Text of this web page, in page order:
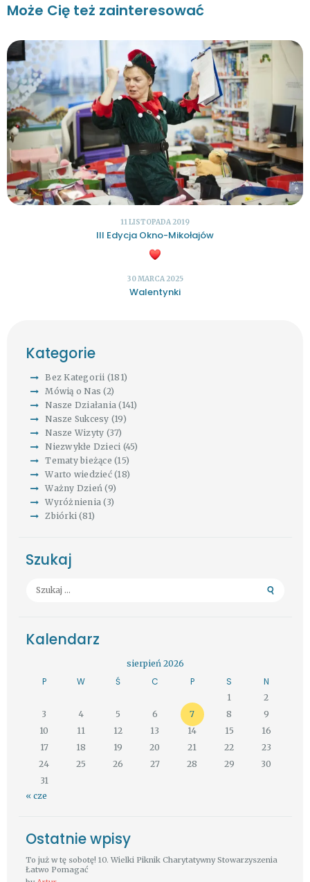
Może Cię też zainteresować
11 LISTOPADA 2019
III Edycja Okno-Mikołajów
30 MARCA 2025
Walentynki
Kategorie
Bez Kategorii (181)
Mówią o Nas (2)
Nasze Działania (141)
Nasze Sukcesy (19)
Nasze Wizyty (37)
Niezwykłe Dzieci (45)
Tematy bieżące (15)
Warto wiedzieć(18)
Ważny Dzień (9)
Wyróżnienia (3)
Zbiórki (81)
Szukaj
Szukaj:
Kalendarz
sierpień 2026
P W Ś C P S N
1
2
3
4 5 6 7 8
9
10
11 12 13 14 15
16
17
18 19 20 21 22
23
24
25 26 27 28 29
30
31
« cze
Ostatnie wpisy
To już w tę sobotę! 10. Wielki Piknik Charytatywny Stowarzyszenia
Łatwo Pomagać